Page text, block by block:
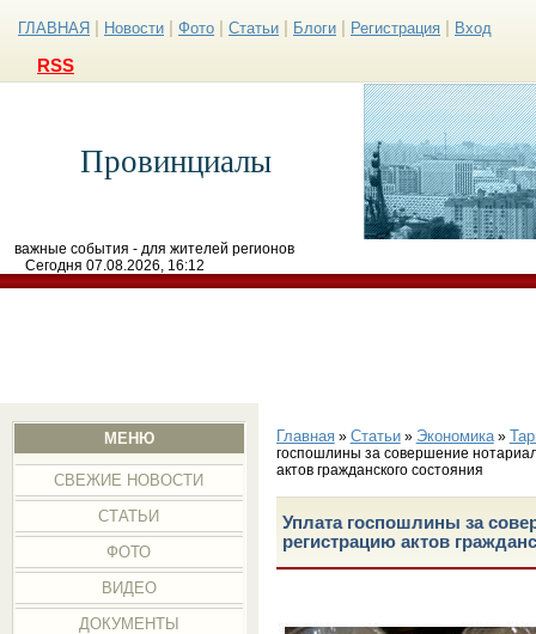
ГЛАВНАЯ Новости Фото Статьи Блоги Регистрация Вход
RSS
Провинциалы
важные события - для жителей регионов
Сегодня 07.08.2026, 16:12
МЕНЮ
СВЕЖИЕ НОВОСТИ
СТАТЬИ
ФОТО
ВИДЕО
ДОКУМЕНТЫ
Главная» Статьи» Экономика»
госпошлины за совершение
актов гражданского состояния
Уплата госпошлины за
регистрацию актов